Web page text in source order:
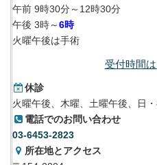
午前 9時30分～12時30分
午後 3時～6時
火曜午後は手術
受付時間
休診
火曜午後、木曜、土曜午後、日
電話でのお問い合わせ
03-6453-2823
所在地とアクセス